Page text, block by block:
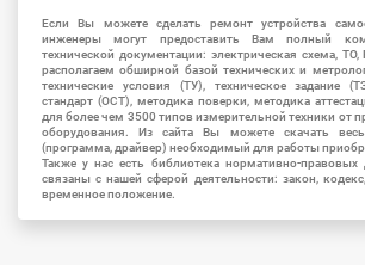
Если Вы можете сделать ремонт устройства
инженеры могут предоставить Вам полный
технической документации: электрическая схема,
располагаем обширной базой технических и
технические условия (ТУ), техническое задание
стандарт (ОСТ), методика поверки, методика
для более чем 3500 типов измерительной техники от
оборудования. Из сайта Вы можете скачать
(программа, драйвер) необходимый для работы
Также у нас есть библиотека нормативно-правовых
связаны с нашей сферой деятельности: закон, кодекс,
временное положение.